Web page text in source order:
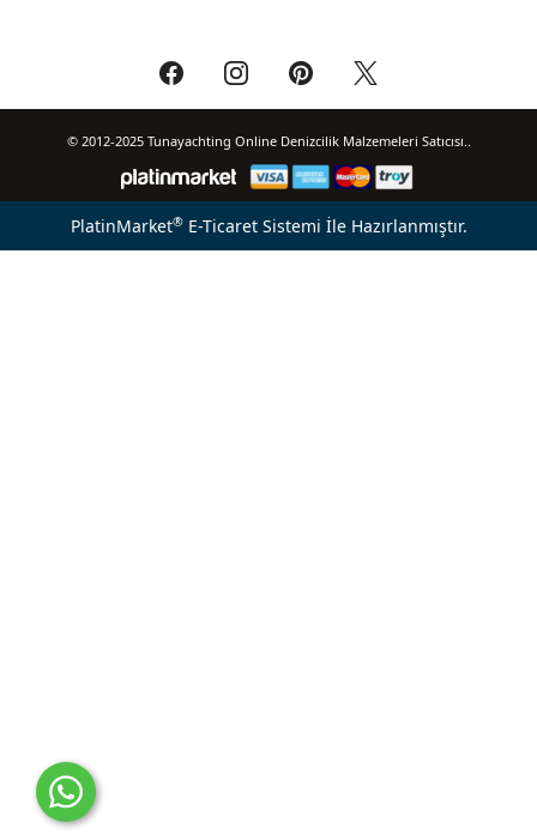
© 2012-2025 Tunayachting Online Denizcilik Malzemeleri Satıcısı..
PlatinMarket®E-Ticaret Sistemi İle Hazırlanmıştır.